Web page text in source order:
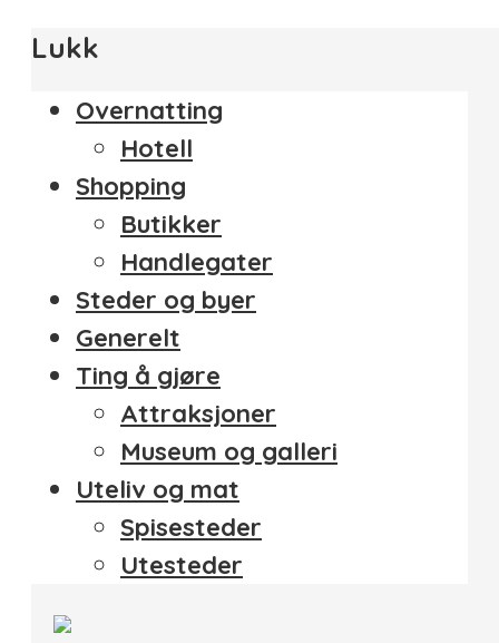
Lukk
Overnatting
Hotell
Shopping
Butikker
Handlegater
Steder og byer
Generelt
Ting å gjøre
Attraksjoner
Museum og galleri
Uteliv og mat
Spisesteder
Utesteder